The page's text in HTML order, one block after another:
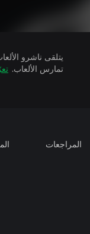
تمارس الألعاب.
المراجعات